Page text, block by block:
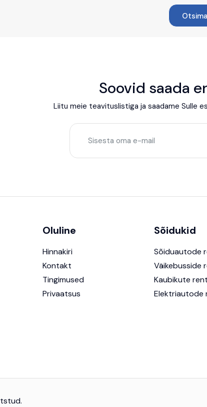
Otsima
Soovid saada
Liitu meie teavituslistiga ja saadame Sulle
Oluline
Hinnakiri
Kontakt
Tingimused
Privaatsus
Sõidukid
Sõiduautode
Väikebusside
Kaubikute rent
Elektriautode